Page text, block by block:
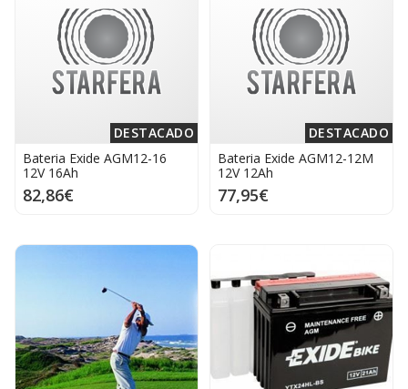
DESTACADO
Bateria Exide AGM12-16
12V 16Ah
82,86€
DESTACADO
Bateria Exide AGM12-12M
12V 12Ah
77,95€